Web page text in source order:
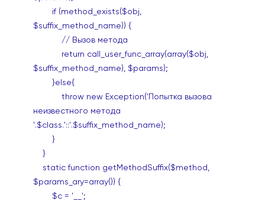
if (method_exists($obj,
$suffix_method_name)) {
// Вызов метода
return call_user_func_array(array($obj,
$suffix_method_name), $params);
}else{
throw new Exception('Попытка вызова
неизвестного метода
'.$class.'::'.$suffix_method_name);
}
}
static function getMethodSuffix($method,
$params_ary=array()) {
$c = '__';